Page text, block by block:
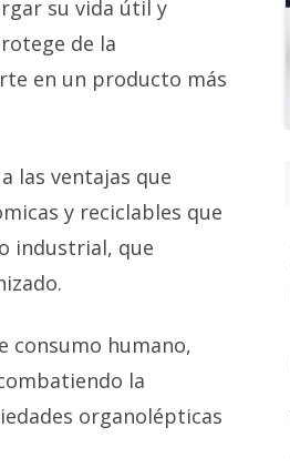
su vida útil y
de la
en un producto más
las ventajas que
y reciclables que
industrial, que
consumo humano,
la
organolépticas